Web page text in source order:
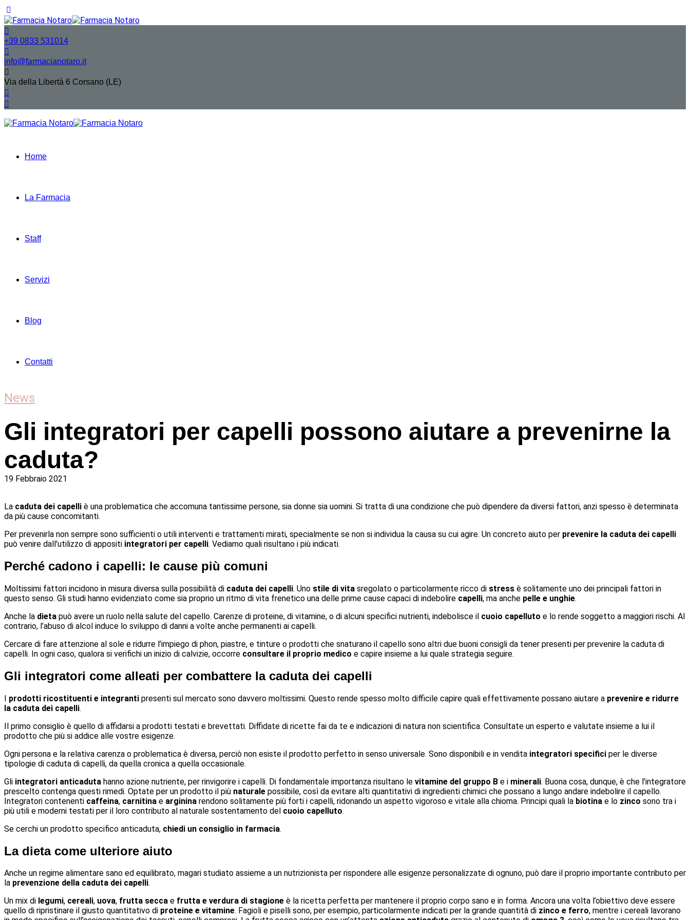
+39 0833 531014
info@farmacianotaro.it
Via della Libertà 6 Corsano (LE)
Home
La Farmacia
Staff
Servizi
Blog
Contatti
News
Gli integratori per capelli possono aiutare a prevenirne la
caduta?
19 Febbraio 2021
La caduta dei capelli è una problematica che accomuna tantissime persone, sia donne sia uomini. Si tratta di una condizione che può dipendere da diversi fattori, anzi spesso è determinata
da più cause concomitanti.
Per prevenirla non sempre sono sufficienti o utili interventi e trattamenti mirati, specialmente se non si individua la causa su cui agire. Un concreto aiuto per prevenire la caduta dei capelli
può venire dall’utilizzo di appositi integratori per capelli. Vediamo quali risultano i più indicati.
Perché cadono i capelli: le cause più comuni
Moltissimi fattori incidono in misura diversa sulla possibilità di caduta dei capelli. Uno stile di vita sregolato o particolarmente ricco di stress è solitamente uno dei principali fattori in
questo senso. Gli studi hanno evidenziato come sia proprio un ritmo di vita frenetico una delle prime cause capaci di indebolire capelli, ma anche pelle e unghie.
Anche la dieta può avere un ruolo nella salute del capello. Carenze di proteine, di vitamine, o di alcuni specifici nutrienti, indebolisce il cuoio capelluto e lo rende soggetto a maggiori rischi. Al
contrario, l’abuso di alcol induce lo sviluppo di danni a volte anche permanenti ai capelli.
Cercare di fare attenzione al sole e ridurre l’impiego di phon, piastre, e tinture o prodotti che snaturano il capello sono altri due buoni consigli da tener presenti per prevenire la caduta di
capelli. In ogni caso, qualora si verifichi un inizio di calvizie, occorre consultare il proprio medico e capire insieme a lui quale strategia seguire.
Gli integratori come alleati per combattere la caduta dei capelli
I prodotti ricostituenti e integranti presenti sul mercato sono davvero moltissimi. Questo rende spesso molto difficile capire quali effettivamente possano aiutare a prevenire e ridurre
la caduta dei capelli.
Il primo consiglio è quello di affidarsi a prodotti testati e brevettati. Diffidate di ricette fai da te e indicazioni di natura non scientifica. Consultate un esperto e valutate insieme a lui il
prodotto che più si addice alle vostre esigenze.
Ogni persona e la relativa carenza o problematica è diversa, perciò non esiste il prodotto perfetto in senso universale. Sono disponibili e in vendita integratori specifici per le diverse
tipologie di caduta di capelli, da quella cronica a quella occasionale.
Gli integratori anticaduta hanno azione nutriente, per rinvigorire i capelli. Di fondamentale importanza risultano le vitamine del gruppo B e i minerali. Buona cosa, dunque, è che l’integratore
prescelto contenga questi rimedi. Optate per un prodotto il più naturale possibile, così da evitare alti quantitativi di ingredienti chimici che possano a lungo andare indebolire il capello.
Integratori contenenti caffeina, carnitina e arginina rendono solitamente più forti i capelli, ridonando un aspetto vigoroso e vitale alla chioma. Principi quali la biotina e lo zinco sono tra i
più utili e moderni testati per il loro contributo al naturale sostentamento del cuoio capelluto.
Se cerchi un prodotto specifico anticaduta, chiedi un consiglio in farmacia.
La dieta come ulteriore aiuto
Anche un regime alimentare sano ed equilibrato, magari studiato assieme a un nutrizionista per rispondere alle esigenze personalizzate di ognuno, può dare il proprio importante contributo per
la prevenzione della caduta dei capelli.
Un mix di legumi, cereali, uova, frutta secca e frutta e verdura di stagione è la ricetta perfetta per mantenere il proprio corpo sano e in forma. Ancora una volta l’obiettivo deve essere
quello di ripristinare il giusto quantitativo di proteine e vitamine. Fagioli e piselli sono, per esempio, particolarmente indicati per la grande quantità di zinco e ferro, mentre i cereali lavorano